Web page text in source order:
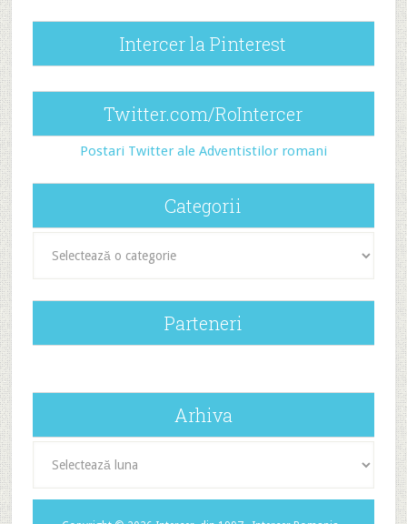
Intercer la Pinterest
Twitter.com/RoIntercer
Postari Twitter ale Adventistilor romani
Categorii
Parteneri
Arhiva